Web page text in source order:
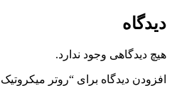
دیدگاه
هیچ دیدگاهی وجود ندارد.
افزودن دیدگاه برای “روتر میکروتیک RB2011RM”